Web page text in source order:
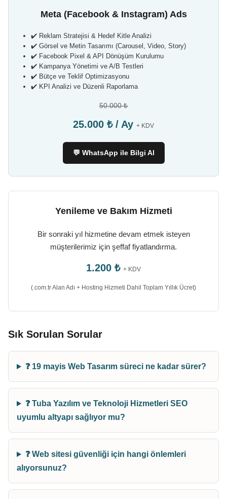
Meta (Facebook & Instagram) Ads
✔️ Reklam Stratejisi & Hedef Kitle Analizi
✔️ Görsel ve Metin Tasarımı (Carousel, Video, Story)
✔️ Facebook Pixel & API Dönüşüm Kurulumu
✔️ Kampanya Yönetimi ve A/B Testleri
✔️ Bütçe ve Teklif Optimizasyonu
✔️ KPI Analizi ve Düzenli Raporlama
50.000 ₺
25.000 ₺ / Ay + KDV
💬 WhatsApp ile Bilgi Al
Yenileme ve Bakım Hizmeti
Bir sonraki yıl hizmetine devam etmek isteyen
müşterilerimiz için şeffaf fiyatlandırma.
1.200 ₺ + KDV
(.com.tr Alan Adı + Hosting Hizmeti Dahil Toplam Yıllık Ücret)
Sık Sorulan Sorular
❓ 19 mayis Web Tasarım süreci ne kadar sürer?
❓ Tuba Yazılım ve Teknoloji Hizmetleri SEO
uyumlu altyapı sağlıyor mu?
❓ Web sitesi güvenliği için hangi önlemleri
alıyorsunuz?